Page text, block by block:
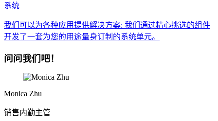
系统
我们可以为各种应用提供解决方案: 我们通过精心挑选的组件
开发了一套为您的用途量身订制的系统单元。
问问我们吧！
Monica Zhu
销售内勤主管